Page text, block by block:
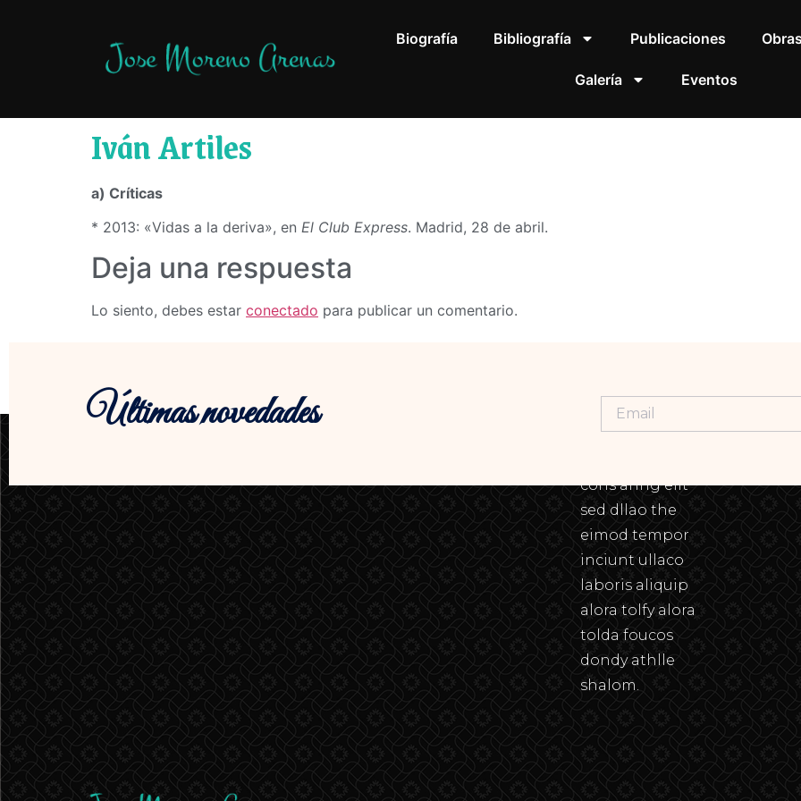
Biografía Bibliografía Publicaciones Obras
Galería Eventos
Iván Artiles
a) Críticas
* 2013: «Vidas a la deriva», en El Club Express. Madrid, 28 de abril.
Deja una respuesta
Lo siento, debes estar conectado para publicar un comentario.
Últimas novedades
Lorem ipsum
cons aring elit
sed dllao the
eimod tempor
inciunt ullaco
laboris aliquip
alora tolfy alora
tolda foucos
dondy athlle
shalom.